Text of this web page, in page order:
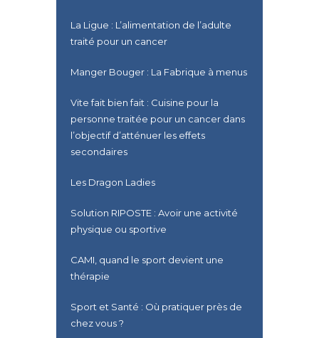
La Ligue : L’alimentation de l’adulte
traité pour un cancer
Manger Bouger : La Fabrique à menus
Vite fait bien fait : Cuisine pour la
personne traitée pour un cancer dans
l’objectif d’atténuer les effets
secondaires
Les Dragon Ladies
Solution RIPOSTE : Avoir une activité
physique ou sportive
CAMI, quand le sport devient une
thérapie
Sport et Santé : Où pratiquer près de
chez vous ?